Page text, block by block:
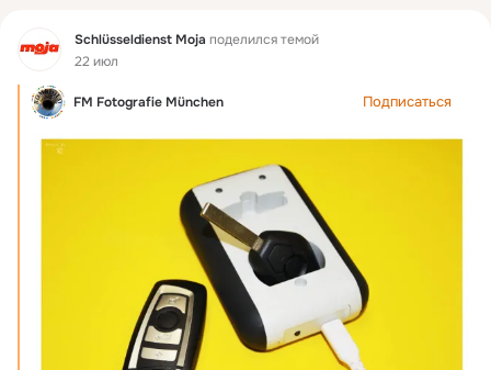
Schlüsseldienst Moja поделился темой
22 июл
FM Fotografie München Подписаться